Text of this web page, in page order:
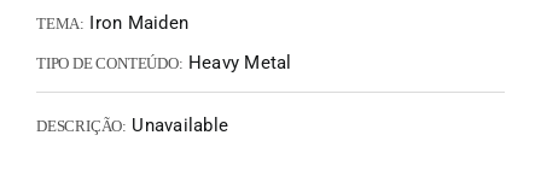
TEMA: Iron Maiden
TIPO DE CONTEÚDO: Heavy Metal
DESCRIÇÃO: Unavailable